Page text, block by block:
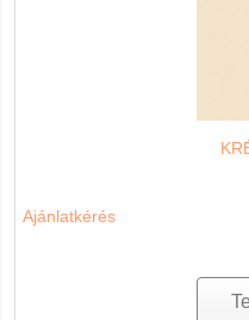
Ajánlatkérés